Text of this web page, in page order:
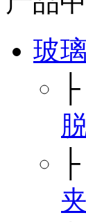
玻
├
├